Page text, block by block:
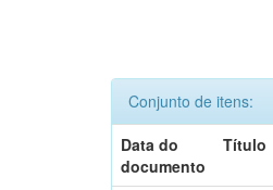
Conjunto de itens:
Data do
documento
Título